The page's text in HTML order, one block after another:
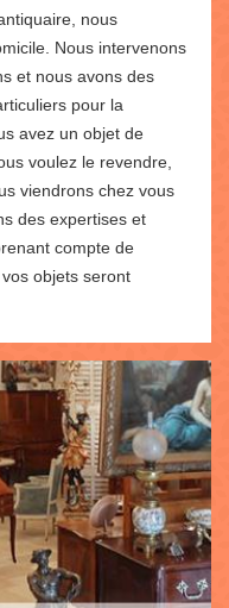
nous
Nous intervenons
et nous avons des
pour la
avez un objet de
voulez le revendre,
viendrons chez vous
des expertises et
compte de
objets seront